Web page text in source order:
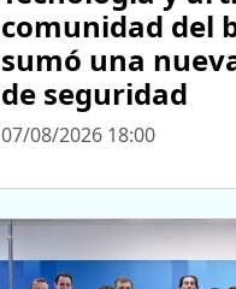
comunidad del
sumó una
de seguridad
07/08/2026 18:00